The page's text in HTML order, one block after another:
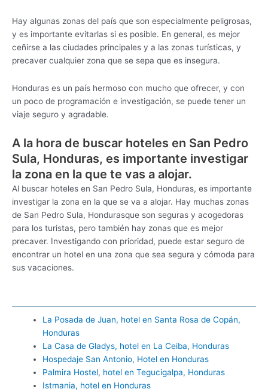
Hay algunas zonas del país que son especialmente peligrosas,
y es importante evitarlas si es posible. En general, es mejor
ceñirse a las ciudades principales y a las zonas turísticas, y
precaver cualquier zona que se sepa que es insegura.
Honduras es un país hermoso con mucho que ofrecer, y con
un poco de programación e investigación, se puede tener un
viaje seguro y agradable.
A la hora de buscar hoteles en San Pedro
Sula, Honduras, es importante investigar
la zona en la que te vas a alojar.
Al buscar hoteles en San Pedro Sula, Honduras, es importante
investigar la zona en la que se va a alojar. Hay muchas zonas
de San Pedro Sula, Hondurasque son seguras y acogedoras
para los turistas, pero también hay zonas que es mejor
precaver. Investigando con prioridad, puede estar seguro de
encontrar un hotel en una zona que sea segura y cómoda para
sus vacaciones.
La Posada de Juan, hotel en Santa Rosa de Copán,
Honduras
La Casa de Gladys, hotel en La Ceiba, Honduras
Hospedaje San Antonio, Hotel en Honduras
Palmira Hostel, hotel en Tegucigalpa, Honduras
Istmania, hotel en Honduras